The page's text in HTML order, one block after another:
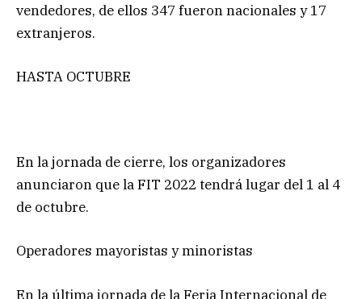
vendedores, de ellos 347 fueron nacionales y 17
extranjeros.
HASTA OCTUBRE
En la jornada de cierre, los organizadores
anunciaron que la FIT 2022 tendrá lugar del 1 al 4
de octubre.
Operadores mayoristas y minoristas
En la última jornada de la Feria Internacional de